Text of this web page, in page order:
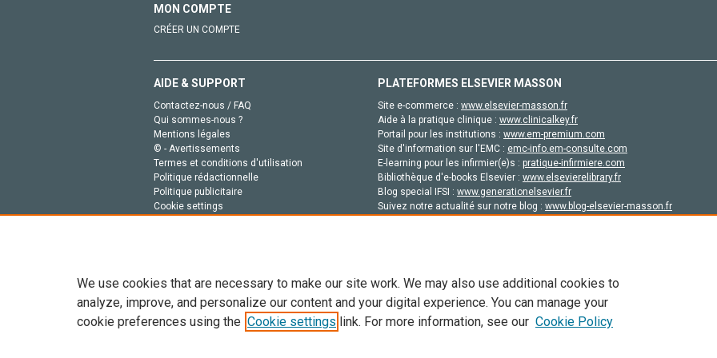
MON COMPTE
CRÉER UN COMPTE
AIDE & SUPPORT
Contactez-nous / FAQ
Qui sommes-nous ?
Mentions légales
© - Avertissements
Termes et conditions d'utilisation
Politique rédactionnelle
Politique publicitaire
Cookie settings
PLATEFORMES ELSEVIER MASSON
Site e-commerce : www.elsevier-masson.fr
Aide à la pratique clinique : www.clinicalkey.fr
Portail pour les institutions : www.em-premium.com
Site d'information sur l'EMC : emc-info.em-consulte.com
E-learning pour les infirmier(e)s : pratique-infirmiere.com
Bibliothèque d'e-books Elsevier : www.elsevierelibrary.fr
Blog special IFSI : www.generationelsevier.fr
Suivez notre actualité sur notre blog : www.blog-elsevier-masson.fr
Tout le contenu de ce site: Copyright © 2026 Elsevier, ses concédants de licence et ses contributeurs. Tout les droits sont réservés,
de données, a la formation en IA et aux technologies similaires. Pour tout contenu en libre accès, les conditions de licence
We use cookies that are necessary to make our site work. We may also use additional cookies to
analyze, improve, and personalize our content and your digital experience. You can manage your
cookie preferences using the Cookie settings link. For more information, see our Cookie Policy